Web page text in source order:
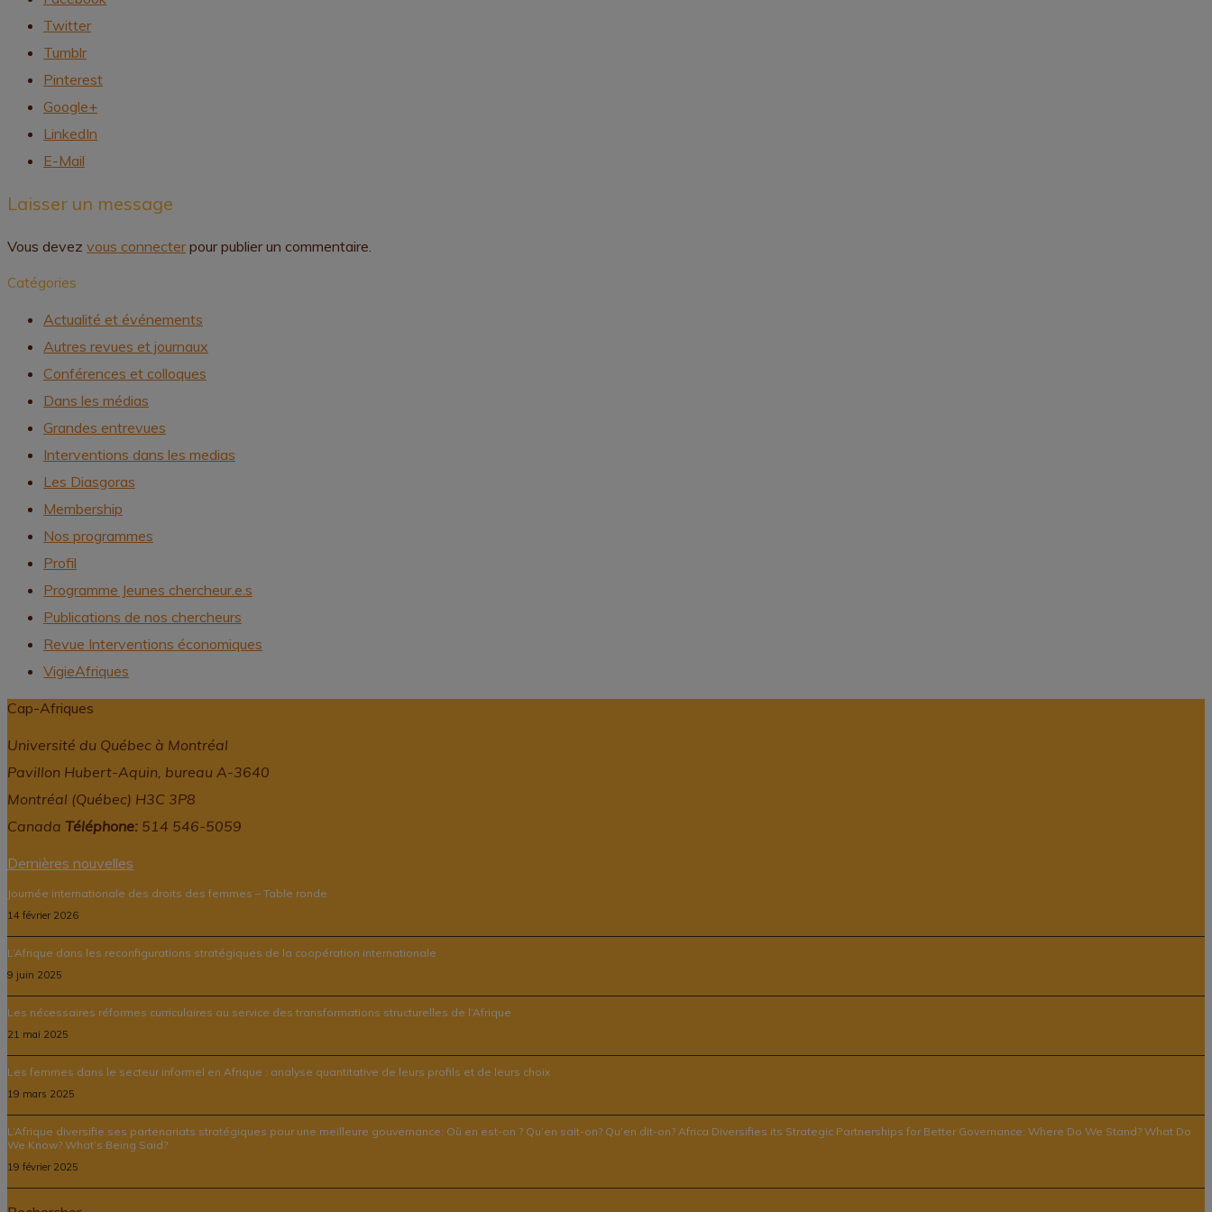
Twitter
Tumblr
Pinterest
Google+
LinkedIn
E-Mail
Laisser un message
Vous devez vous connecterpour publier un commentaire.
Catégories
Actualité et événements
Autres revues et journaux
Conférences et colloques
Dans les médias
Grandes entrevues
Interventions dans les medias
Les Diasgoras
Membership
Nos programmes
Profil
Programme Jeunes chercheur.e.s
Publications de nos chercheurs
Revue Interventions économiques
VigieAfriques
Cap-Afriques
Université du Québec à Montréal
Pavillon Hubert-Aquin, bureau A-3640
Montréal (Québec) H3C 3P8
Canada Téléphone: 514 546-5059
Dernières nouvelles
Journée internationale des droits des femmes – Table ronde
14 février 2026
L’Afrique dans les reconfigurations stratégiques de la coopération internationale
9 juin 2025
Les nécessaires réformes curriculaires au service des transformations structurelles de l’Afrique
21 mai 2025
Les femmes dans le secteur informel en Afrique : analyse quantitative de leurs profils et de leurs choix
19 mars 2025
L’Afrique diversifie ses partenariats stratégiques pour une meilleure gouvernance: Où en est-on ? Qu’en sait-on? Qu’en dit-on? Africa Diversifies its Strategic Partnerships for Better Governance: Where Do We Stand? What Do
We Know? What’s Being Said?
19 février 2025